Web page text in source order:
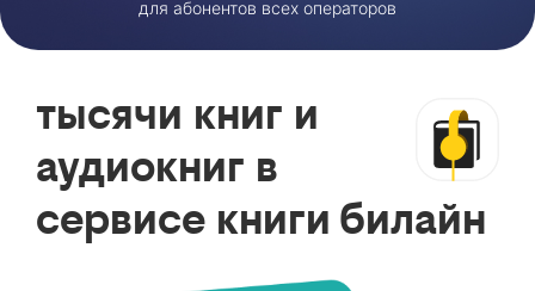
для абонентов всех операторов
тысячи книг и
аудиокниг в
сервисе книги билайн